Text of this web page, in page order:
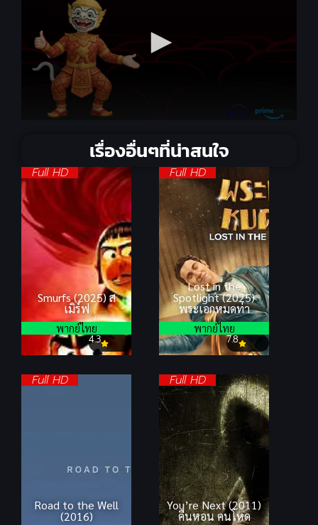
เรื่องอื่นๆที่น่าสนใจ
Full HD
Smurfs (2025) ส
เมิร์ฟ
4.3
พากย์ไทย
Full HD
Lost in the
Spotlight (2025)
พระเอกหมดท่า
7.8
พากย์ไทย
Full HD
Road to the Well
(2016)
Full HD
You’re Next (2011)
คืนหอน คนโหด